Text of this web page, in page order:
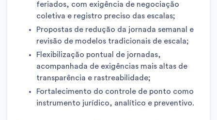
feriados, com exigência de negociação
coletiva e registro preciso das escalas;
Propostas de redução da jornada semanal e
revisão de modelos tradicionais de escala;
Flexibilização pontual de jornadas,
acompanhada de exigências mais altas de
transparência e rastreabilidade;
Fortalecimento do controle de ponto como
instrumento jurídico, analítico e preventivo.